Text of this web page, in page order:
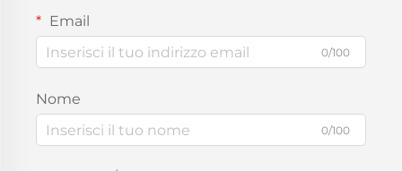
Email
0/100
Nome
0/100